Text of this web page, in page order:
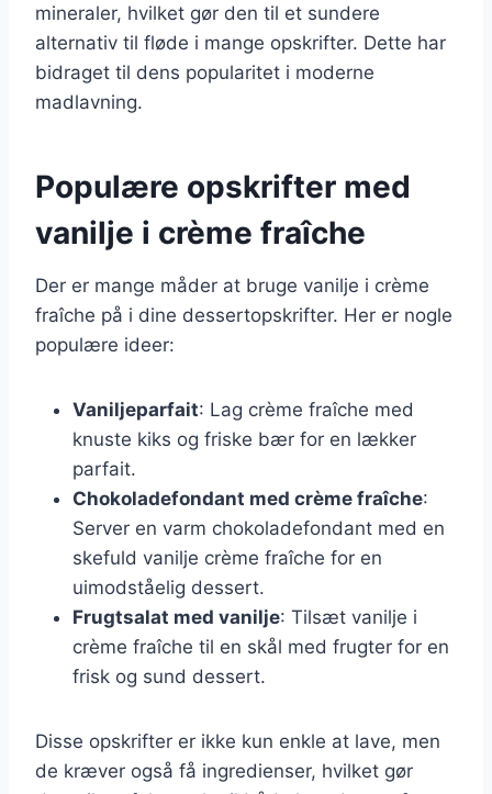
mineraler, hvilket gør den til et sundere
alternativ til fløde i mange opskrifter. Dette har
bidraget til dens popularitet i moderne
madlavning.
Populære opskrifter med
vanilje i crème fraîche
Der er mange måder at bruge vanilje i crème
fraîche på i dine dessertopskrifter. Her er nogle
populære ideer:
Vaniljeparfait: Lag crème fraîche med
knuste kiks og friske bær for en lækker
parfait.
Chokoladefondant med crème fraîche:
Server en varm chokoladefondant med en
skefuld vanilje crème fraîche for en
uimodståelig dessert.
Frugtsalat med vanilje: Tilsæt vanilje i
crème fraîche til en skål med frugter for en
frisk og sund dessert.
Disse opskrifter er ikke kun enkle at lave, men
de kræver også få ingredienser, hvilket gør